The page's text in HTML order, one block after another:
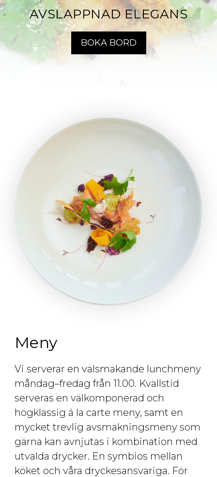
AVSLAPPNAD ELEGANS
BOKA BORD
Meny
Vi serverar en välsmakande lunchmeny
måndag–fredag från 11.00. Kvällstid
serveras en välkomponerad och
högklassig á la carte meny, samt en
mycket trevlig avsmakningsmeny som
gärna kan avnjutas i kombination med
utvalda drycker. En symbios mellan
köket och våra dryckesansvariga. För